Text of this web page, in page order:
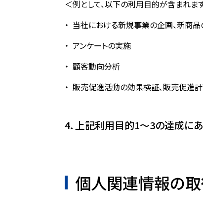
＜例として、以下の利用目的が含まれま
当社における新規事業の企画、新商品
アンケートの実施
顧客動向分析
販売促進活動の効果検証､販売促進
4．上記利用目的1～3の達成に
個人関連情報の